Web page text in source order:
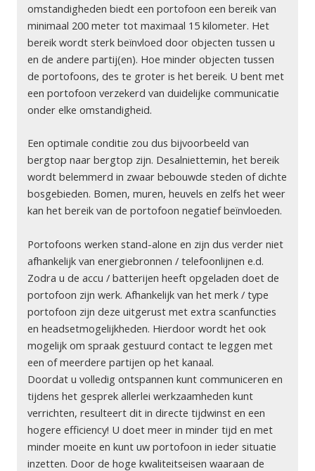
omstandigheden biedt een portofoon een bereik van
minimaal 200 meter tot maximaal 15 kilometer. Het
bereik wordt sterk beïnvloed door objecten tussen u
en de andere partij(en). Hoe minder objecten tussen
de portofoons, des te groter is het bereik. U bent met
een portofoon verzekerd van duidelijke communicatie
onder elke omstandigheid.
Een optimale conditie zou dus bijvoorbeeld van
bergtop naar bergtop zijn. Desalniettemin, het bereik
wordt belemmerd in zwaar bebouwde steden of dichte
bosgebieden. Bomen, muren, heuvels en zelfs het weer
kan het bereik van de portofoon negatief beïnvloeden.
Portofoons werken stand-alone en zijn dus verder niet
afhankelijk van energiebronnen / telefoonlijnen e.d.
Zodra u de accu / batterijen heeft opgeladen doet de
portofoon zijn werk. Afhankelijk van het merk / type
portofoon zijn deze uitgerust met extra scanfuncties
en headsetmogelijkheden. Hierdoor wordt het ook
mogelijk om spraak gestuurd contact te leggen met
een of meerdere partijen op het kanaal.
Doordat u volledig ontspannen kunt communiceren en
tijdens het gesprek allerlei werkzaamheden kunt
verrichten, resulteert dit in directe tijdwinst en een
hogere efficiency! U doet meer in minder tijd en met
minder moeite en kunt uw portofoon in ieder situatie
inzetten. Door de hoge kwaliteitseisen waaraan de